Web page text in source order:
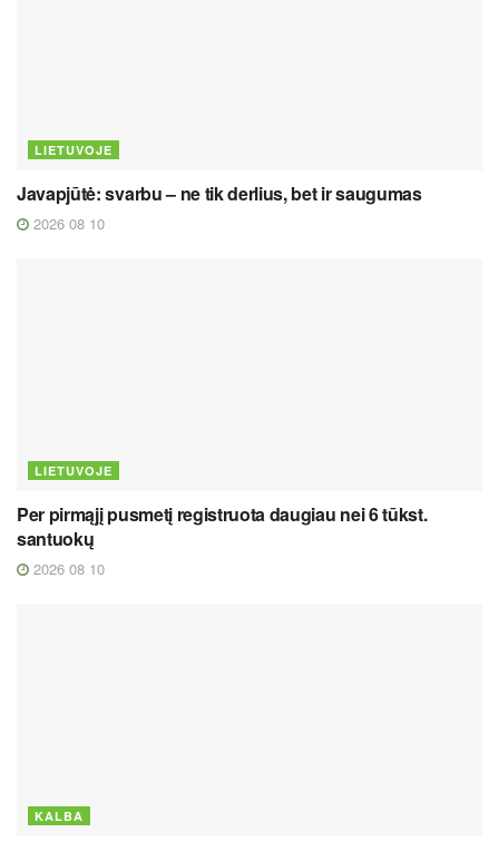
LIETUVOJE
Javapjūtė: svarbu – ne tik derlius, bet ir saugumas
2026 08 10
LIETUVOJE
Per pirmąjį pusmetį registruota daugiau nei 6 tūkst.
santuokų
2026 08 10
KALBA